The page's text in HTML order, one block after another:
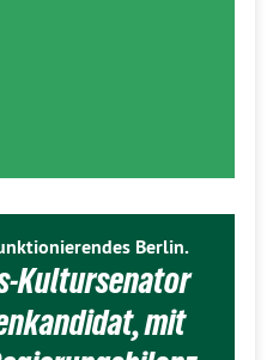
Berlin.
Kultursenator
mit